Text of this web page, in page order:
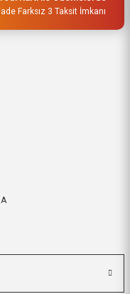
Farksız 3 Taksit İmkanı